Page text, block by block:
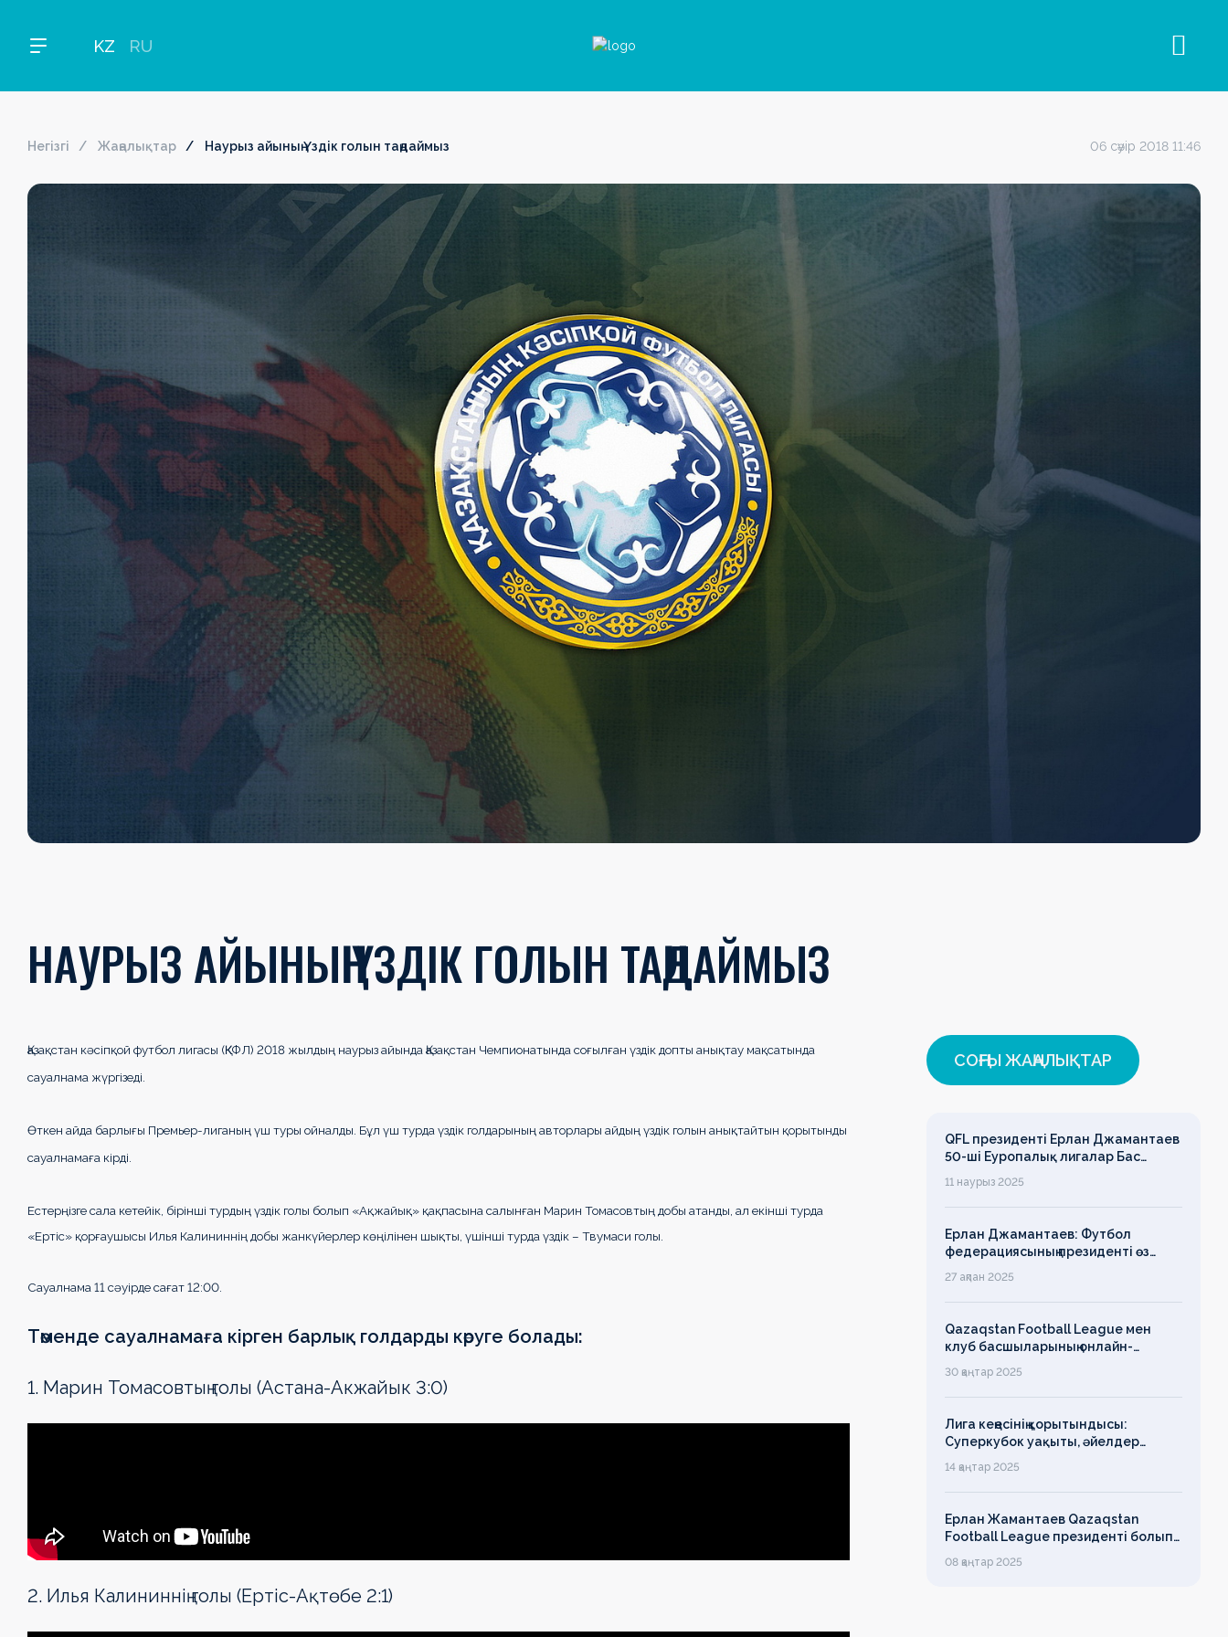
KZ RU
Негізгі Жаңалықтар Наурыз айының Үздік голын таңдаймыз 06 сәуір 2018 11:46
НАУРЫЗ АЙЫНЫҢ ҮЗДІК ГОЛЫН ТАҢДАЙМЫЗ
Қазақстан кәсіпқой футбол лигасы (ҚКФЛ) 2018 жылдың наурыз айында Қазақстан Чемпионатында соғылған үздік допты анықтау мақсатында
сауалнама жүргізеді.
Өткен айда барлығы Премьер-лиганың үш туры ойналды. Бұл үш турда үздік голдарының авторлары айдың үздік голын анықтайтын қорытынды
сауалнамаға кірді.
Естерңізге сала кетейік, бірінші турдың үздік голы болып «Ақжайық» қақпасына салынған Марин Томасовтың добы атанды, ал екінші турда
«Ертіс» қорғаушысы Илья Калининнің добы жанкүйерлер көңілінен шықты, үшінші турда үздік – Твумаси голы.
Сауалнама 11 сәуірде сағат 12:00.
Төменде сауалнамаға кірген барлық голдарды көруге болады:
1. Марин Томасовтың голы (Астана-Акжайык 3:0)
2. Илья Калининнің голы (Ертіс-Ақтөбе 2:1)
СОҢҒЫ ЖАҢАЛЫҚТАР
QFL президенті Ерлан Джамантаев
50-ші Еуропалық лигалар Бас
ассамблеясына қатысты
11 наурыз 2025
Ерлан Джамантаев: Футбол
федерациясының президенті өз
есімін қадірлейтінін айтқан еді,
алайда оның сөзі түкке тұрмайды!
27 ақпан 2025
Qazaqstan Football League мен
клуб басшыларының онлайн-
конференциясының қорытындысы
бойынша баспасөз-релизі
30 қаңтар 2025
Лига кеңесінің қорытындысы:
Суперкубок уақыты, әйелдер
футболының дамуы, легионерлерге
лимит
14 қаңтар 2025
Ерлан Жамантаев Qazaqstan
Football League президенті болып
сайланды
08 қаңтар 2025